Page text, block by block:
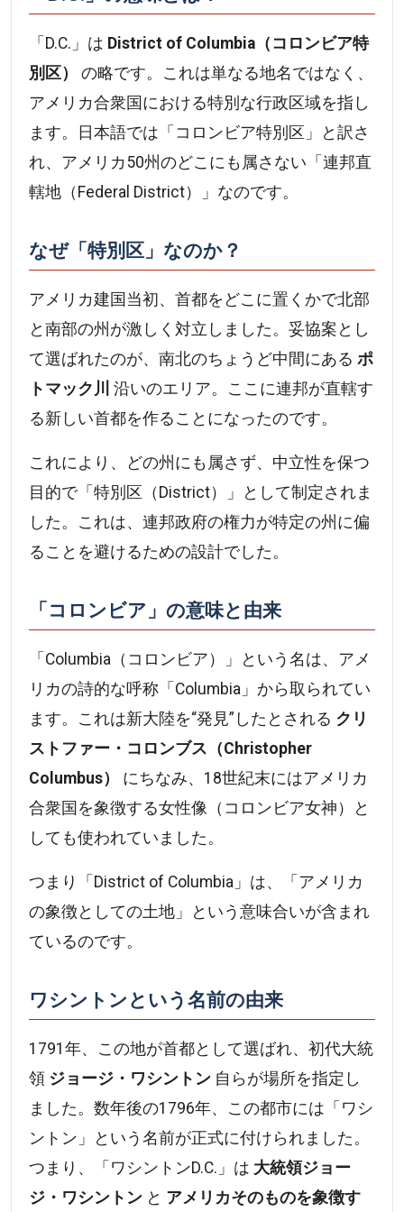
「D.C.」は District of Columbia（コロンビア特
別区）
の略です。これは単なる地名ではなく、
アメリカ合衆国における特別な行政区域を指し
ます。日本語では「コロンビア特別区」と訳さ
れ、アメリカ50州のどこにも属さない「連邦直
轄地（Federal District）」なのです。
なぜ「特別区」なのか？
アメリカ建国当初、首都をどこに置くかで北部
と南部の州が激しく対立しました。妥協案とし
て選ばれたのが、南北のちょうど中間にあるポ
トマック川
沿いのエリア。ここに連邦が直轄す
る新しい首都を作ることになったのです。
これにより、どの州にも属さず、中立性を保つ
目的で「特別区（District）」として制定されま
した。これは、連邦政府の権力が特定の州に偏
ることを避けるための設計でした。
「コロンビア」の意味と由来
「Columbia（コロンビア）」という名は、アメ
リカの詩的な呼称「Columbia」から取られてい
ます。これは新大陸を“発見”したとされる クリ
ストファー・コロンブス（Christopher
Columbus）
にちなみ、18世紀末にはアメリカ
合衆国を象徴する女性像（コロンビア女神）と
しても使われていました。
つまり「District of Columbia」は、「アメリカ
の象徴としての土地」という意味合いが含まれ
ているのです。
ワシントンという名前の由来
1791年、この地が首都として選ばれ、初代大統
領 ジョージ・ワシントン 自らが場所を指定し
ました。数年後の1796年、この都市には「ワシ
ントン」という名前が正式に付けられました。
つまり、「ワシントンD.C.」は 大統領ジョー
ジ・ワシントン と アメリカそのものを象徴す